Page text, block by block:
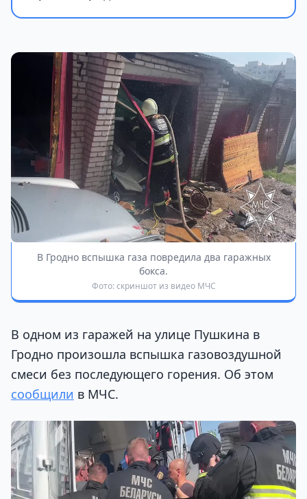
В Гродно вспышка газа повредила два гаражных
бокса.
Фото: скриншот из видео МЧС
В одном из гаражей на улице Пушкина в
Гродно произошла вспышка газовоздушной
смеси без последующего горения. Об этом
сообщили в МЧС.